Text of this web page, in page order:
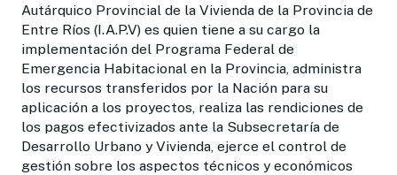
Autárquico Provincial de la Vivienda de la Provincia de
Entre Ríos (I.A.P.V) es quien tiene a su cargo la
implementación del Programa Federal de
Emergencia Habitacional en la Provincia, administra
los recursos transferidos por la Nación para su
aplicación a los proyectos, realiza las rendiciones de
los pagos efectivizados ante la Subsecretaría de
Desarrollo Urbano y Vivienda, ejerce el control de
gestión sobre los aspectos técnicos y económicos